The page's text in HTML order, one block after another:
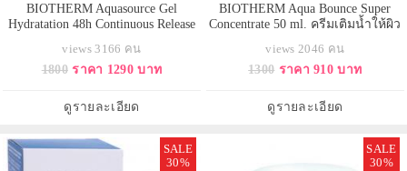
BIOTHERM Aquasource Gel
Hydratation 48h Continuous Release
ทรงคุณค่าขึ้นด้วยพลังที่เข้มข้นของ
สารสกัดจาก Life Plankton เสริมน้ำ
ชื่นผิวต่อเนื่องยาวนาน 48 ชั่วโมง
สำหรับผิวธรรมดา-ผส
views 3166 คน
1800 ราคา 1290 บาท
ดูรายละเอียด
BIOTHERM Aqua Bounce Super
Concentrate 50 ml. ครีมเติมน้ำให้ผิว
ยาลูโรเนต ผสาน Life Plankton
water และกลีเซอริน (glycerin)
ให้กลับมาดูเด้ง เนียนนุ่ม และอิ่มน้ำ
views 2046 คน
1300 ราคา 910 บาท
ดูรายละเอียด
SALE
30%
SALE
30%